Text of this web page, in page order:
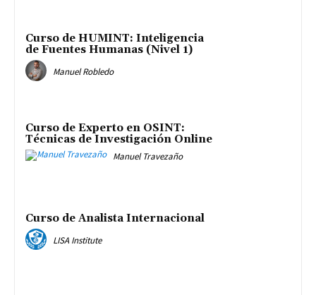
Curso de HUMINT: Inteligencia
de Fuentes Humanas (Nivel 1)
Manuel Robledo
Curso de Experto en OSINT:
Técnicas de Investigación Online
Manuel Travezaño
Curso de Analista Internacional
LISA Institute